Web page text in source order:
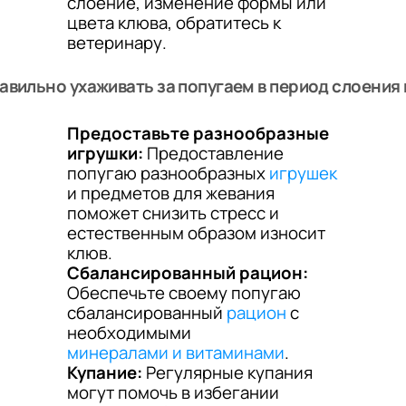
цвета клюва, обратитесь к
ветеринару.
ухаживать за попугаем в период
Предоставьте разнообразные
игрушки: Предоставление
попугаю разнообразныхигрушек
и предметов для жевания
поможет снизить стресс и
естественным образом износит
клюв.
Сбалансированный рацион:
Обеспечьте своему попугаю
сбалансированный рационс
необходимыми
минералами и витаминами.
Купание: Регулярные купания
могут помочь в избегании